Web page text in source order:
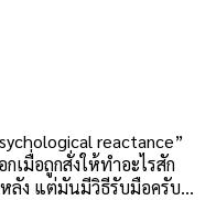
reactance”
เมื่อถูกสั่งให้ทำอะไรสัก
ลัง แต่มันมีวิธีรับมือครับ…